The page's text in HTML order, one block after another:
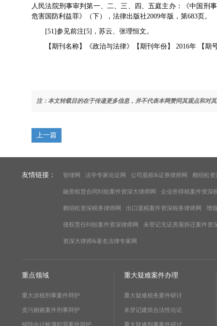
人民法院刑事审判第一、二、三、四、五庭主办：《中国刑
危害国防利益罪》（下），法律出版社2009年版，第683页。
[51]参见前注[5]，苏云、张理恒文。
【期刊名称】《政治与法律》【期刊年份】 2016年 【期
注：本文转载目的在于传递更多信息，并不代表本网赞同其观点和对
上一篇
友情链接： 智律网 法学专家论证网 公司股权&证券律师网 赖绍松资
融资租赁合同纠纷案件资深大律师网 企业所得税案件资深
赖绍松资深税务律师网 出口退税案件资深税务律师网 增
侵权责任纠纷案件资深律师网 未登记无证房屋拆迁案件资
资深大律师&著名法律专家网
重点领域
重大涉税刑事案件辩护
贪污贿赂案件刑事辩护
销毁会计账簿犯罪案件辩护
重大疑难案件办理
重大疑难税务案件研讨
未登记建筑合法性论证
重大疑难刑事案件研讨